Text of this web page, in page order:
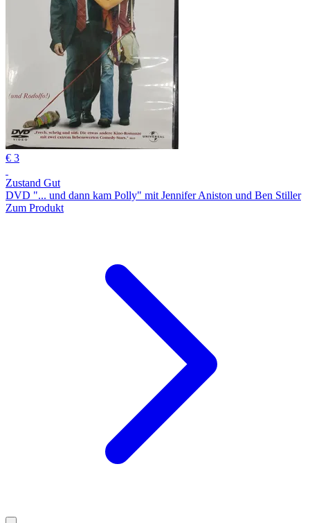
€ 3
Zustand Gut
DVD "... und dann kam Polly" mit Jennifer Aniston und Ben Stiller
Zum Produkt